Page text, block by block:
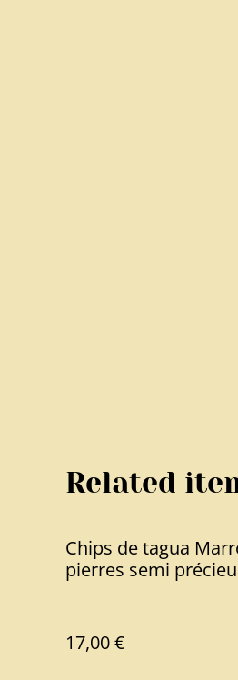
Related
Chips de tagua
pierres semi
17,00 €